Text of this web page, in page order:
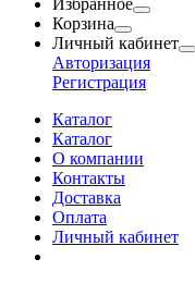
Избранное
Корзина
Личный кабинет
Авторизация
Регистрация
Каталог
Каталог
О компании
Контакты
Доставка
Оплата
Личный кабинет